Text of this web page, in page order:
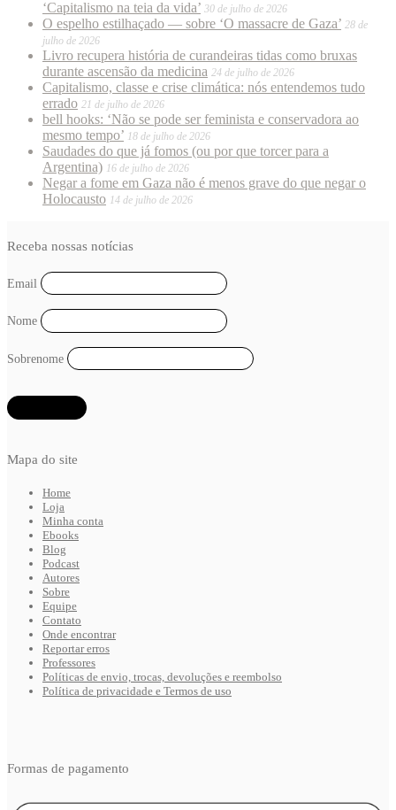
‘Capitalismo na teia da vida’ 30 de julho de 2026
O espelho estilhaçado — sobre ‘O massacre de Gaza’ 28 de
julho de 2026
Livro recupera história de curandeiras tidas como bruxas
durante ascensão da medicina 24 de julho de 2026
Capitalismo, classe e crise climática: nós entendemos tudo
errado 21 de julho de 2026
bell hooks: ‘Não se pode ser feminista e conservadora ao
mesmo tempo’ 18 de julho de 2026
Saudades do que já fomos (ou por que torcer para a
Argentina) 16 de julho de 2026
Negar a fome em Gaza não é menos grave do que negar o
Holocausto 14 de julho de 2026
Mapa do site
Home
Loja
Minha conta
Ebooks
Blog
Podcast
Autores
Sobre
Equipe
Contato
Onde encontrar
Reportar erros
Professores
Políticas de envio, trocas, devoluções e reembolso
Política de privacidade e Termos de uso
Receba nossas notícias
Email
Nome
Sobrenome
Formas de pagamento